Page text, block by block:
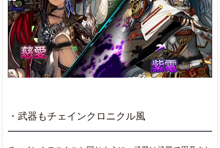
・武器もチェインクロニクル風